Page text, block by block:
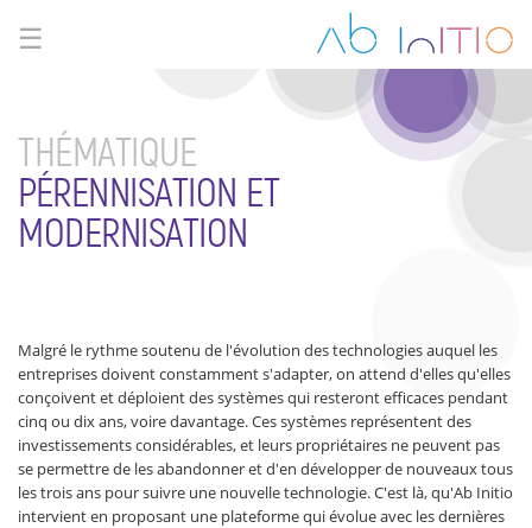
☰
THÉMATIQUE
PÉRENNISATION ET
MODERNISATION
Malgré le rythme soutenu de l'évolution des technologies auquel les
entreprises doivent constamment s'adapter, on attend d'elles qu'elles
conçoivent et déploient des systèmes qui resteront efficaces pendant
cinq ou dix ans, voire davantage. Ces systèmes représentent des
investissements considérables, et leurs propriétaires ne peuvent pas
se permettre de les abandonner et d'en développer de nouveaux tous
les trois ans pour suivre une nouvelle technologie. C'est là, qu'Ab Initio
intervient en proposant une plateforme qui évolue avec les dernières